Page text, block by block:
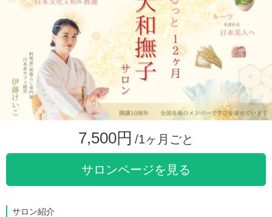
7,500円 /1ヶ月ごと
サロンページを見る
サロン紹介